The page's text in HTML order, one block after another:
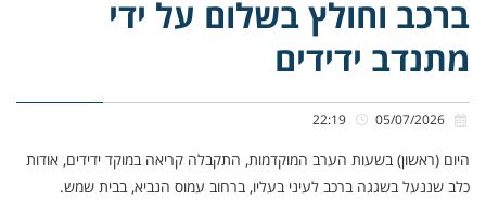
ברכב וחולץ בשלום על ידי
מתנדב ידידים
היום (ראשון) בשעות הערב המוקדמות, התקבלה קריאה במוקד ידידים, אודות
כלב שננעל בשגגה ברכב לעיני בעליו, ברחוב עמוס הנביא, בבית שמש.